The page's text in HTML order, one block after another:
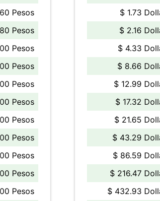
Pesos
Pesos
Pesos
Pesos
Pesos
Pesos
Pesos
Pesos
Pesos
Pesos
Pesos
$ 1.73
$ 2.16
$ 4.33
$ 8.66
$ 12.99
$ 17.32
$ 21.65
$ 43.29
$ 86.59
$ 216.47
$ 432.93